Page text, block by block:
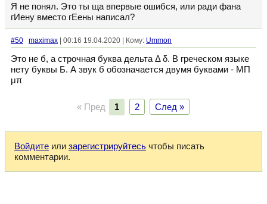
Я не понял. Это ты ща впервые ошибся, или ради фана
гИену вместо гЕены написал?
#50 maximax | 00:16 19.04.2020 | Кому: Ummon
Это не б, а строчная буква дельта Δ δ. В греческом языке
нету буквы Б. А звук б обозначается двумя буквами - ΜΠ
μπ
« Пред 1 2 След »
Войдите или зарегистрируйтесь чтобы писать
комментарии.